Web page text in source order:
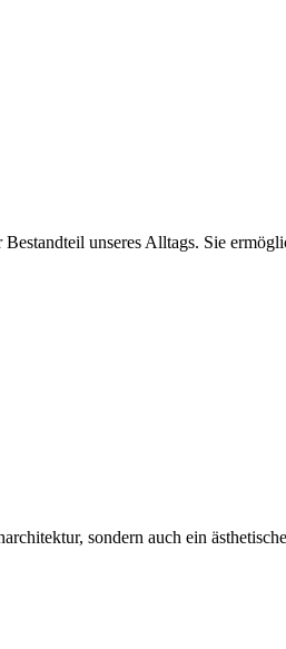
Bestandteil unseres Alltags. Sie
sondern auch ein